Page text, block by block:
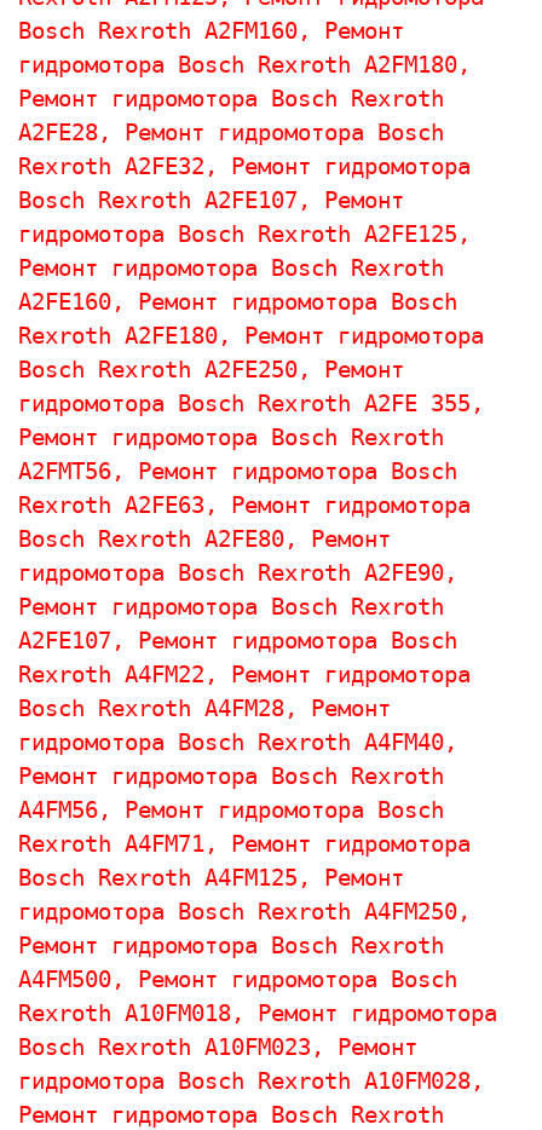
Bosch Rexroth A2FM160,
Ремонт
гидромотора
Bosch Rexroth
Ремонт гидромотора
A2FE28,
Ремонт гидромотора
Bosch
Rexroth A2FE32,
Bosch Rexroth A2FE107,
Ремонт
гидромотора
Bosch Rexroth
Ремонт гидромотора
A2FE160,
Ремонт гидромотора
Bosch
Rexroth A2FE180,
Bosch Rexroth A2FE250,
Ремонт
гидромотора
Bosch Rexroth
Ремонт гидромотора
A2FMT56,
Ремонт гидромотора
Bosch
Rexroth A2FE63,
Bosch Rexroth A2FE80,
Ремонт
гидромотора
Bosch Rexroth
Ремонт гидромотора
A2FE107,
Ремонт гидромотора
Bosch
Rexroth A4FM22,
Bosch Rexroth A4FM28,
Ремонт
гидромотора
Bosch Rexroth
Ремонт гидромотора
A4FM56,
Ремонт гидромотора
Bosch
Rexroth A4FM71,
Bosch Rexroth A4FM125,
Ремонт
гидромотора
Bosch Rexroth
Ремонт гидромотора
A4FM500,
Ремонт гидромотора
Bosch
Rexroth A10FM018,
Bosch Rexroth A10FM023,
Ремонт
гидромотора
Bosch Rexroth
Ремонт гидромотора